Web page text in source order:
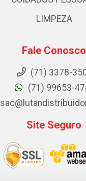
LIMPEZA
Fale Conosco
(71) 3378-
(71) 99653-
Site Seguro